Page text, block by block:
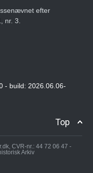
efter
nr. 3.
- build: 2026.06.06-
Top
CVR-nr.: 44 72 06 47 -
Arkiv